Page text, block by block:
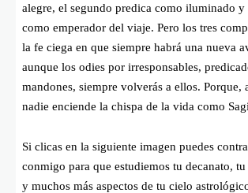
alegre, el segundo predica como iluminado y
como emperador del viaje. Pero los tres
la fe ciega en que siempre habrá una nueva
aunque los odies por irresponsables,
mandones, siempre volverás a ellos. Porque,
nadie enciende la chispa de la vida como
Si clicas en la siguiente imagen puedes
conmigo para que estudiemos tu decanato, tu
y muchos más aspectos de tu cielo